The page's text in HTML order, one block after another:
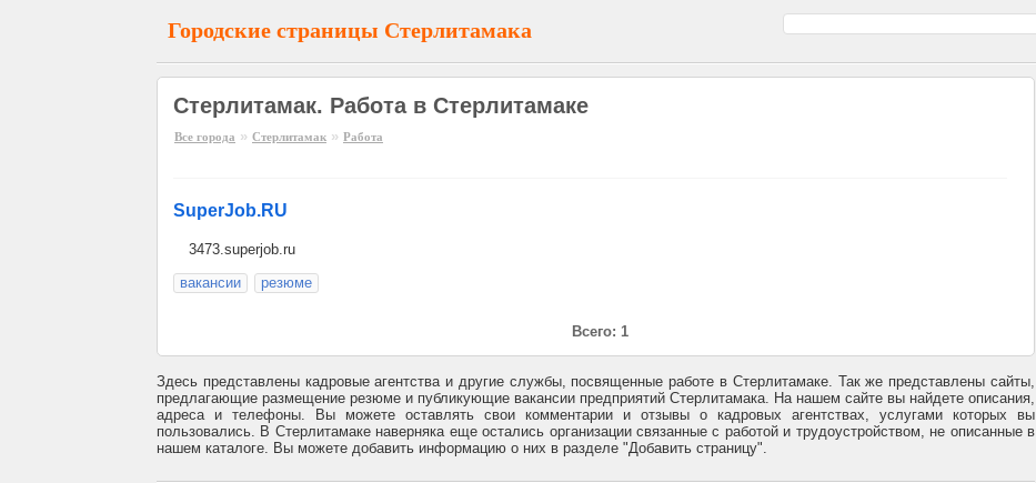
Городские страницы Стерлитамака
Стерлитамак. Работа в Стерлитамаке
Все города » Стерлитамак » Работа
SuperJob.RU
3473.superjob.ru
вакансии
резюме
Всего: 1
Здесь представлены кадровые агентства и другие службы, посвященные работе в Стерлитамаке. Так же представлены сайты,
предлагающие размещение резюме и публикующие вакансии предприятий Стерлитамака. На нашем сайте вы найдете описания,
адреса и телефоны. Вы можете оставлять свои комментарии и отзывы о кадровых агентствах, услугами которых вы
пользовались. В Стерлитамаке наверняка еще остались организации связанные с работой и трудоустройством, не описанные в
нашем каталоге. Вы можете добавить информацию о них в разделе "Добавить страницу".